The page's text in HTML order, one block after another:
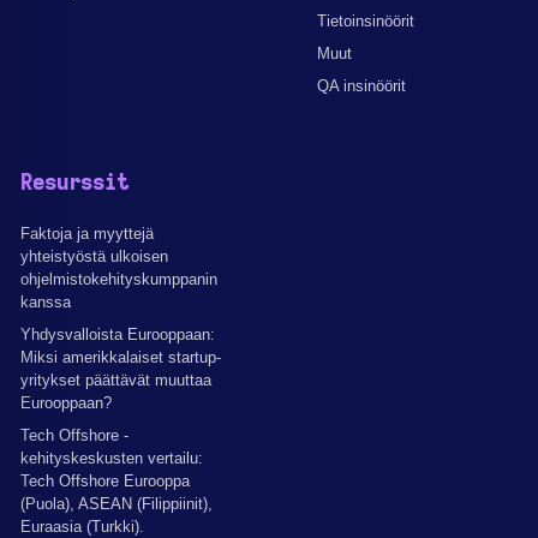
Tietoinsinöörit
Muut
QA insinöörit
Resurssit
Faktoja ja myyttejä
yhteistyöstä ulkoisen
ohjelmistokehityskumppanin
kanssa
Yhdysvalloista Eurooppaan:
Miksi amerikkalaiset startup-
yritykset päättävät muuttaa
Eurooppaan?
Tech Offshore -
kehityskeskusten vertailu:
Tech Offshore Eurooppa
(Puola), ASEAN (Filippiinit),
Euraasia (Turkki).